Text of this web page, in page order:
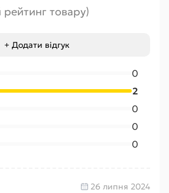
рейтинг товару)
+ Додати відгук
0
2
0
0
0
26 липня 2024